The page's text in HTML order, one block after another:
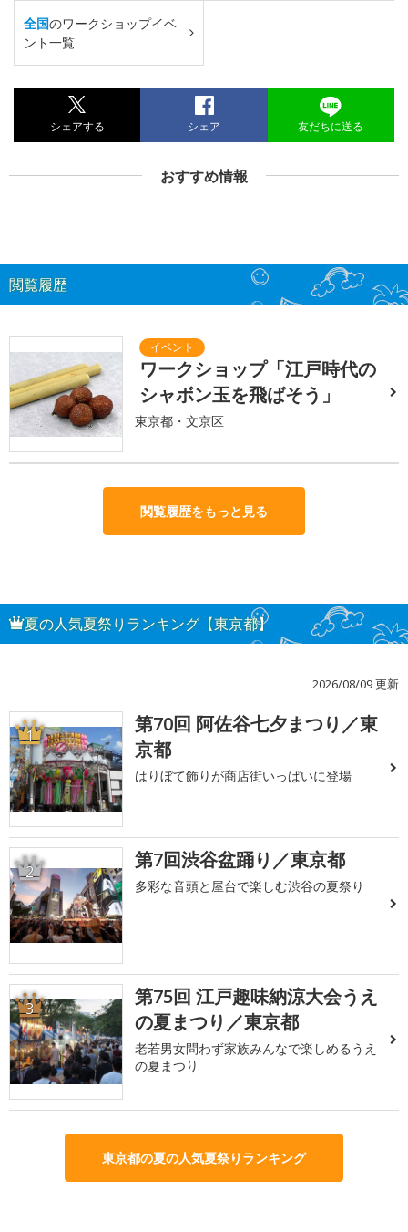
全国のワークショップイベ
ント一覧
シェアする シェア 友だちに送る
おすすめ情報
閲覧履歴
ワークショップ「江戸時代の
シャボン玉を飛ばそう」
東京都・文京区
閲覧履歴をもっと見る
夏の人気夏祭りランキング【東京都】
2026/08/09 更新
1
第70回 阿佐谷七夕まつり／東
京都
はりぼて飾りが商店街いっぱいに登場
2 第7回渋谷盆踊り／東京都
多彩な音頭と屋台で楽しむ渋谷の夏祭り
3
第75回 江戸趣味納涼大会うえ
の夏まつり／東京都
老若男女問わず家族みんなで楽しめるうえ
の夏まつり
東京都の夏の人気夏祭りランキング